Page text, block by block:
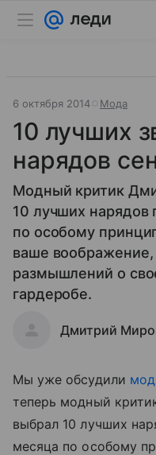
6 октября 2014 Мода
10 лучших
нарядов
Модный критик
10 лучших нарядов
по особому
ваше
размышлений о
гардеробе.
Дмитрий
Мы уже обсудили
теперь модный
выбрал 10 лучших
месяца по особому